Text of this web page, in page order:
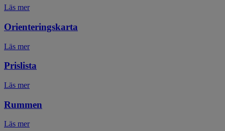
Läs mer
Orienteringskarta
Läs mer
Prislista
Läs mer
Rummen
Läs mer